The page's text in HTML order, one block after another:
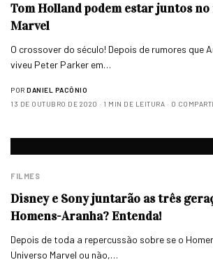
Tom Holland podem estar juntos
Marvel
O crossover do século! Depois de rumores que
viveu Peter Parker em…
POR DANIEL PACÔNIO
13 DE OUTUBRO DE 2020
1 MIN DE LEITURA 0
FILMES
Disney e Sony juntarão as três
Homens-Aranha? Entenda!
Depois de toda a repercussão sobre se o
Universo Marvel ou não,…